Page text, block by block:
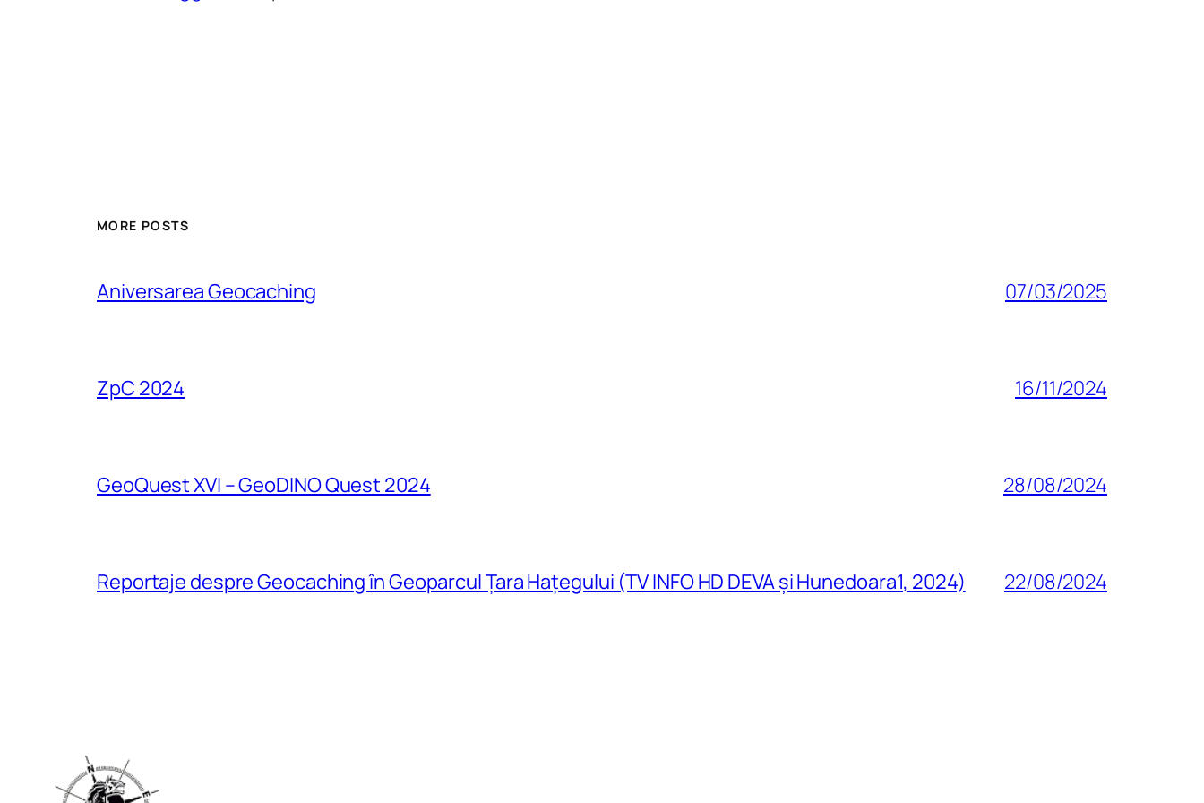
MORE POSTS
Aniversarea Geocaching 07/03/2025
ZpC 2024 16/11/2024
GeoQuest XVI – GeoDINO Quest 2024 28/08/2024
Reportaje despre Geocaching în Geoparcul Țara Hațegului (TV INFO HD DEVA și Hunedoara1, 2024) 22/08/2024